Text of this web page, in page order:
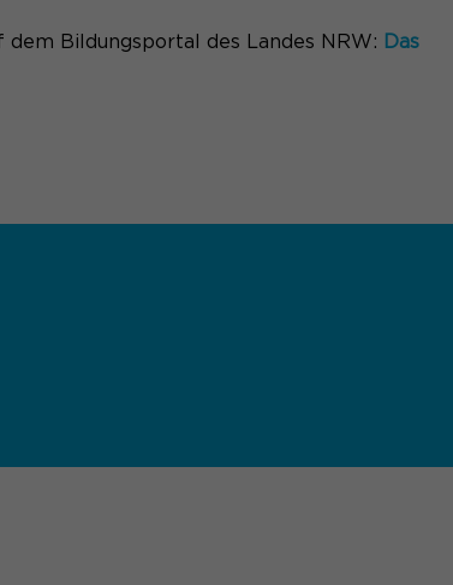
Bildungsportal des Landes NRW: Das